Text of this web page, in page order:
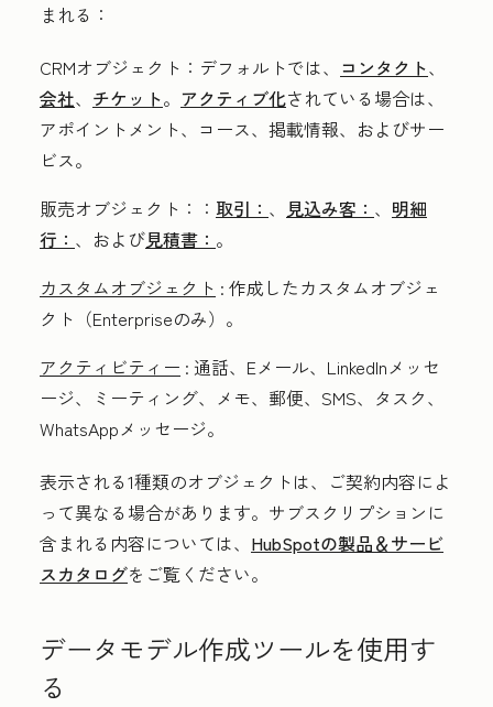
まれる：
CRMオブジェクト ：デフォルトでは、 コンタクト、
会社、 チケット。 アクティブ化されている場合は、
アポイントメント、コース、掲載情報、およびサー
ビス。
販売オブジェクト： ： 取引： 、 見込み客： 、 明細
行： 、および見積書： 。
カスタムオブジェクト : 作成したカスタムオブジェ
クト（Enterpriseのみ）。
アクティビティー : 通話、Eメール、LinkedInメッセ
ージ、ミーティング、メモ、郵便、SMS、タスク、
WhatsAppメッセージ。
表示される1種類のオブジェクトは、ご契約内容によ
って異なる場合があります。サブスクリプションに
含まれる内容については、 HubSpotの製品＆サービ
スカタログをご覧ください。
データモデル作成ツールを使用す
る